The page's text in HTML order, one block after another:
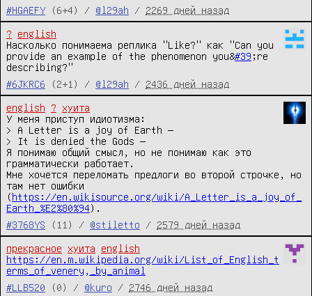
#HGAEFY
(6+4) / @l29ah / 2269 дней назад
?
english
Насколько понимаема реплика "Like?" как "Can you
provide an example of the phenomenon you&#39 ;re
describing?"
#6JKRC6
(2+1) / @l29ah / 2436 дней назад
english ?
хуита
У меня приступ идиотизма:
> A Letter is a joy of Earth —
> It is denied the Gods —
Я понимаю общий смысл, но не понимаю как это
грамматически работает.
Мне хочется переломать предлоги во второй строчке, но
там нет ошибки
(https://en.wikisource.org/wiki/A_Letter_is_a_joy_of_
Earth_%E2%80%94).
#3768YS
(11) / @stiletto / 2579 дней назад
прекрасное хуита
english
https://en.m.wikipedia.org/wiki/List_of_English_t
erms_of_venery,_by_animal
#LLB520
(0) / @kuro / 2746 дней назад